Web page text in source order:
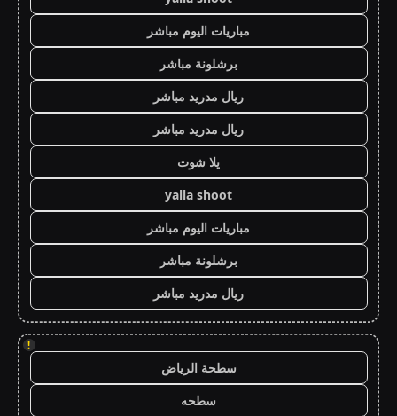
مباريات اليوم مباشر
برشلونة مباشر
ريال مدريد مباشر
ريال مدريد مباشر
يلا شوت
yalla shoot
مباريات اليوم مباشر
برشلونة مباشر
ريال مدريد مباشر
!
سطحة الرياض
سطحه